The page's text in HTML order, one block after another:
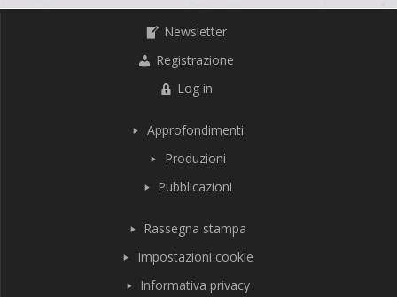
Newsletter
Registrazione
Log in
Approfondimenti
Produzioni
Pubblicazioni
Rassegna stampa
Impostazioni cookie
Informativa privacy